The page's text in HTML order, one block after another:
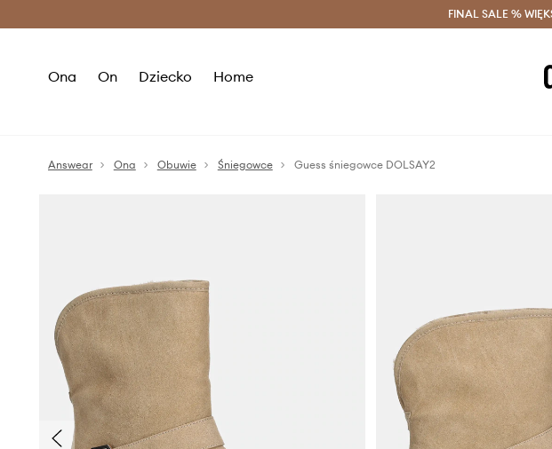
Oszczędzaj z Answear Club >
FINAL SALE %
Ona On Dziecko Home
Answear Ona Obuwie Śniegowce Guess śniegowce DOLSAY2